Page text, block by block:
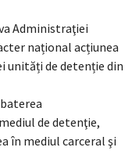
Administraţiei
național acțiunea
unități de detenție din
de detenţie,
în mediul carceral şi